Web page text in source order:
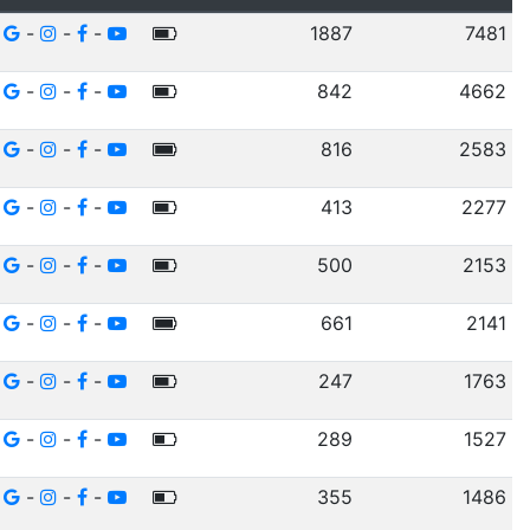
-
- - 1887 7481
- - - 842 4662
- - - 816 2583
- - - 413 2277
- - - 500 2153
- - - 661 2141
- - - 247 1763
- - - 289 1527
- - - 355 1486